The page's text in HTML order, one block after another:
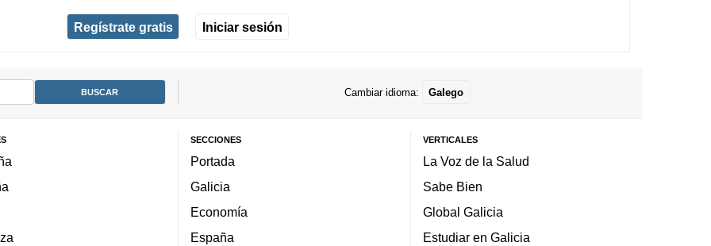
Regístrate gratis Iniciar sesión
Cambiar idioma: Galego
SECCIONES
Portada
Galicia
Economía
España
VERTICALES
La Voz de la Salud
Sabe Bien
Global Galicia
Estudiar en Galicia